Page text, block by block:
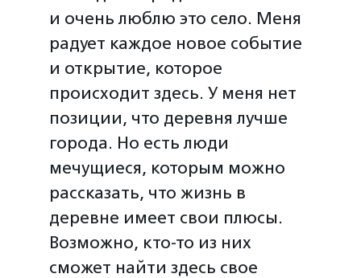
и очень люблю это село. Меня
радует каждое новое событие
и открытие, которое
происходит здесь. У меня нет
позиции, что деревня лучше
города. Но есть люди
мечущиеся, которым можно
рассказать, что жизнь в
деревне имеет свои плюсы.
Возможно, кто-то из них
сможет найти здесь свое